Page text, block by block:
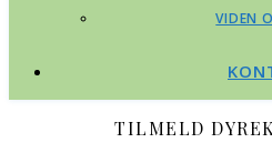
VIDEN
TILMELD